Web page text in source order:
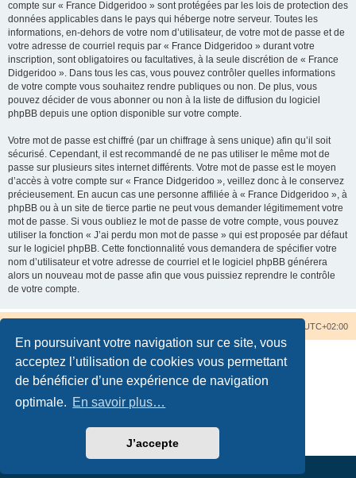
En poursuivant votre navigation sur ce site, vous
acceptez l’utilisation de cookies vous permettant
de bénéficier d’une expérience de navigation
optimale. En savoir plus…
J’accepte
compte sur « France Didgeridoo » sont protégées par les lois de protection des
données applicables dans le pays qui héberge notre serveur. Toutes les
informations, en-dehors de votre nom d’utilisateur, de votre mot de passe et de
votre adresse de courriel requis par « France Didgeridoo » durant votre
inscription, sont obligatoires ou facultatives, à la seule discrétion de « France
Didgeridoo ». Dans tous les cas, vous pouvez contrôler quelles informations
de votre compte vous souhaitez rendre publiques ou non. De plus, vous
pouvez décider de vous abonner ou non à la liste de diffusion du logiciel
phpBB depuis une option disponible sur votre compte.
Votre mot de passe est chiffré (par un chiffrage à sens unique) afin qu’il soit
sécurisé. Cependant, il est recommandé de ne pas utiliser le même mot de
passe sur plusieurs sites internet différents. Votre mot de passe est le moyen
d’accès à votre compte sur « France Didgeridoo », veillez donc à le conservez
précieusement. En aucun cas une personne affiliée à « France Didgeridoo », à
phpBB ou à un site de tierce partie ne peut vous demander légitimement votre
mot de passe. Si vous oubliez le mot de passe de votre compte, vous pouvez
utiliser la fonction « J’ai perdu mon mot de passe » qui est proposée par défaut
sur le logiciel phpBB. Cette fonctionnalité vous demandera de spécifier votre
nom d’utilisateur et votre adresse de courriel et le logiciel phpBB générera
alors un nouveau mot de passe afin que vous puissiez reprendre le contrôle
de votre compte.
UTC+02:00
Traduction française officielle©
Confidentialité